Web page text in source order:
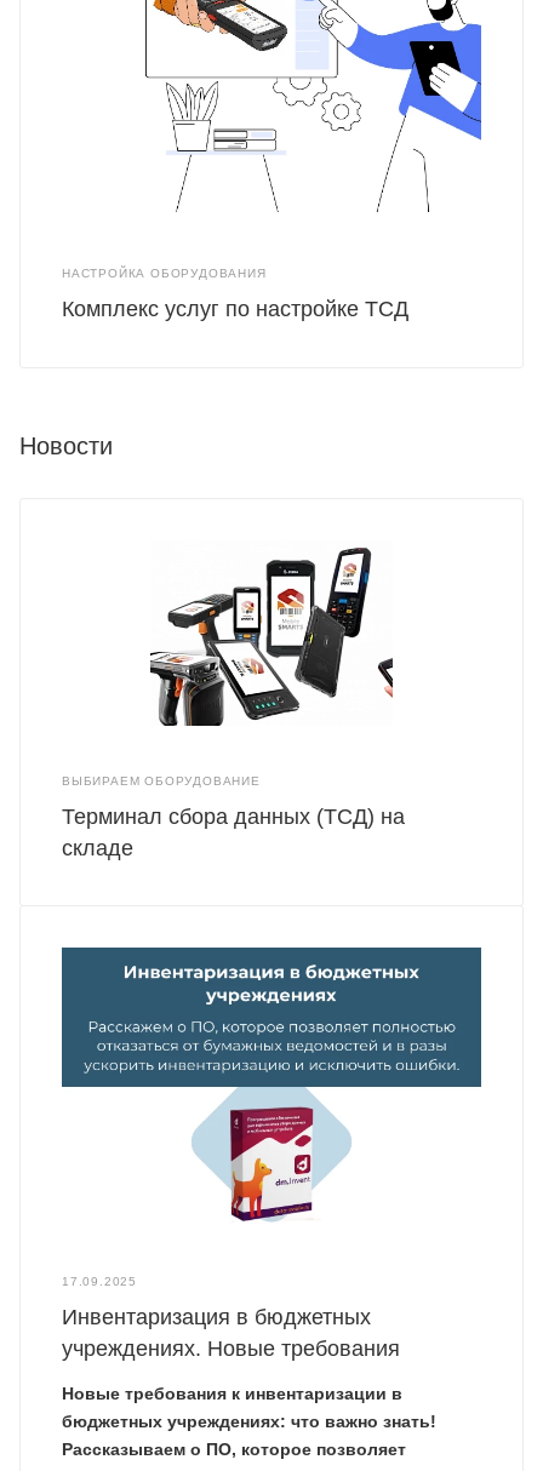
НАСТРОЙКА ОБОРУДОВАНИЯ
Комплекс услуг по настройке ТСД
Новости
ВЫБИРАЕМ ОБОРУДОВАНИЕ
Терминал сбора данных (ТСД) на
складе
17.09.2025
Инвентаризация в бюджетных
учреждениях. Новые требования
Новые требования к инвентаризации в
бюджетных учреждениях: что важно знать!
Рассказываем о ПО, которое позволяет